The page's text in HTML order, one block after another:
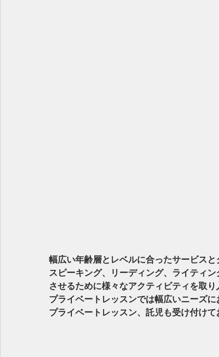
幅広い年齢層とレベルに合ったサービス
スピーキング、リーディング、ライティ
させるために様々なアクティビティを取
プライベートレッスンでは幅広いニーズ
プライベートレッスン、託児も受け付け